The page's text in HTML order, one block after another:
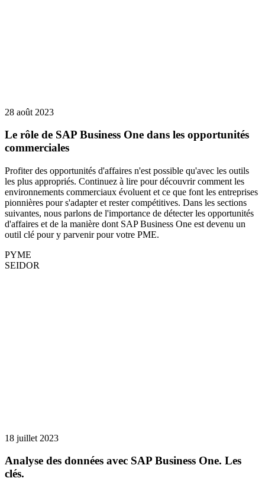
28 août 2023
Le rôle de SAP Business One dans les opportunités
commerciales
Profiter des opportunités d'affaires n'est possible qu'avec les outils
les plus appropriés. Continuez à lire pour découvrir comment les
environnements commerciaux évoluent et ce que font les entreprises
pionnières pour s'adapter et rester compétitives. Dans les sections
suivantes, nous parlons de l'importance de détecter les opportunités
d'affaires et de la manière dont SAP Business One est devenu un
outil clé pour y parvenir pour votre PME.
PYME
SEIDOR
18 juillet 2023
Analyse des données avec SAP Business One. Les
clés.